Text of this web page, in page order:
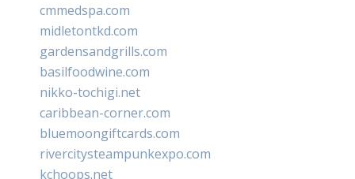
cmmedspa.com
midletontkd.com
gardensandgrills.com
basilfoodwine.com
nikko-tochigi.net
caribbean-corner.com
bluemoongiftcards.com
rivercitysteampunkexpo.com
kchoops.net